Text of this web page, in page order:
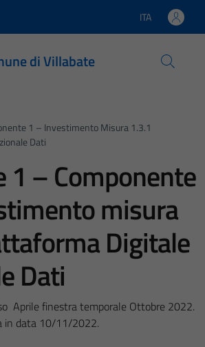
Lingua attiva:
ITA
di Villabate
1 – Investimento Misura 1.3.1
Dati
1 – Componente
misura
Digitale
Dati
Aprile finestra temporale Ottobre 2022.
in data 10/11/2022.